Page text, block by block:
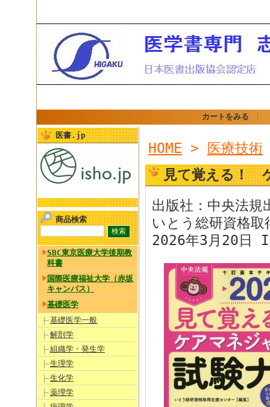
カートをみる
医書.jp
商品検索
SBC東京医療大学後期教
科書
国際医療福祉大学（赤坂
キャンパス）
基礎医学
基礎医学一般
解剖学
組織学・発生学
生理学
生化学
薬理学
HOME >
医療技術
見て覚える！
出版社：中央法規
いとう総研資格
2026年3月20日